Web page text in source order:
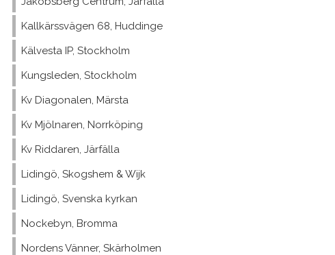
Kallkärssvägen 68, Huddinge
Kälvesta IP, Stockholm
Kungsleden, Stockholm
Kv Diagonalen, Märsta
Kv Mjölnaren, Norrköping
Kv Riddaren, Järfälla
Lidingö, Skogshem & Wijk
Lidingö, Svenska kyrkan
Nockebyn, Bromma
Nordens Vänner, Skärholmen